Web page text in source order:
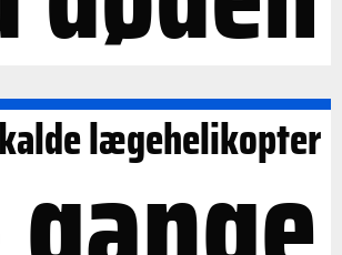
lægehelikopter